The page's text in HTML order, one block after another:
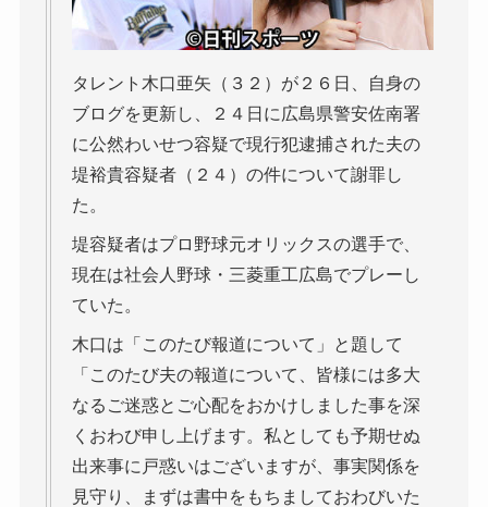
タレント木口亜矢（３２）が２６日、自身の
ブログを更新し、２４日に広島県警安佐南署
に公然わいせつ容疑で現行犯逮捕された夫の
堤裕貴容疑者（２４）の件について謝罪し
た。
堤容疑者はプロ野球元オリックスの選手で、
現在は社会人野球・三菱重工広島でプレーし
ていた。
木口は「このたび報道について」と題して
「このたび夫の報道について、皆様には多大
なるご迷惑とご心配をおかけしました事を深
くおわび申し上げます。私としても予期せぬ
出来事に戸惑いはございますが、事実関係を
見守り、まずは書中をもちましておわびいた